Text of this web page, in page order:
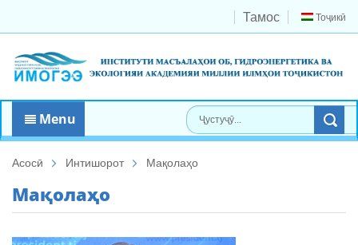
Тоҷикӣ
Тамос
Menu
Асосӣ Интишорот Мақолаҳо
Мақолаҳо